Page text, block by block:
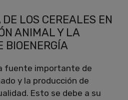
LOS CEREALES EN
ANIMAL Y LA
BIOENERGÍA
fuente importante de
y la producción de
Esto se debe a su